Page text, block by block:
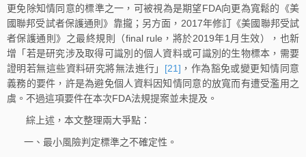
更免除知情同意的標準之一，可被視為是期望FDA向更為寬鬆的《美
國聯邦受試者保護通則》靠攏；另方面，2017年修訂《美國聯邦受試
者保護通則》之最終規則（final rule，將於2019年1月生效），也新
增「若是研究涉及取得可識別的個人資料或可識別的生物標本，需要
證明若無這些資料研究將無法進行」 [21] ，作為豁免或變更知情同意
義務的要件，許是為避免個人資料因知情同意的放寬而有遭受濫用之
虞。不過這項要件在本次FDA法規提案並未提及。
綜上述，本文整理兩大爭點：
一、最小風險判定標準之不確定性。